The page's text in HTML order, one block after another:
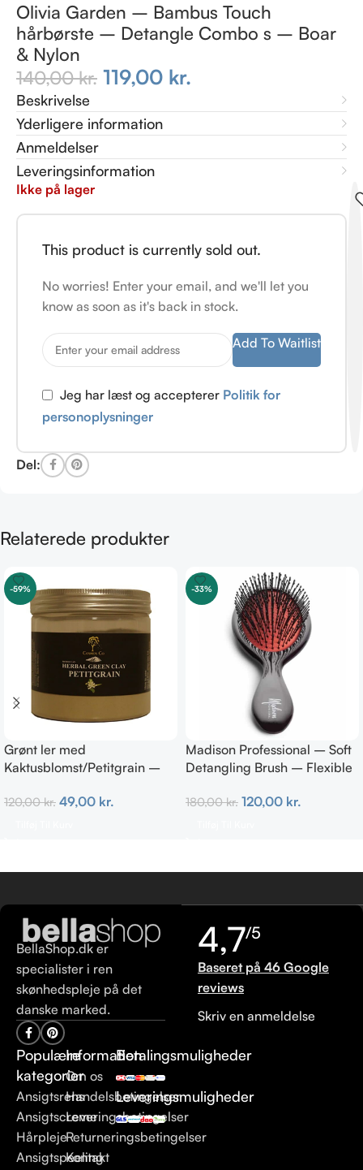
Olivia Garden – Bambus Touch
hårbørste – Detangle Combo s – Boar
& Nylon
140,00kr. 119,00 kr.
Beskrivelse
Yderligere information
Anmeldelser
Leveringsinformation
Ikke på lager
This product is currently sold out.
No worries! Enter your email, and we'll let you
know as soon as it's back in stock.
Add To Waitlist
Jeg har læst og accepterer Politik for
personoplysninger
Del:
Relaterede produkter
-59%
Grønt ler med
Kaktusblomst/Petitgrain –
120,00kr. 49,00 kr.
-33%
Madison Professional – Soft
Detangling Brush – Flexible
180,00kr. 120,00 kr.
BellaShop.dk er
specialister i ren
skønhedspleje på det
danske marked.
Populære
kategorier
Ansigtsrens
Ansigtscreme
Hårpleje
Ansigtspeeling
Information
Om os
Handelsbetingelser
Leveringsbetingelser
Returneringsbetingelser
Kontakt
Betalingsmuligheder
Leveringsmuligheder
4,7/5
Baseret på 46 Google
reviews
Skriv en anmeldelse